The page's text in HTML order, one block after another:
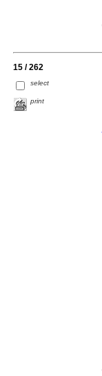
15 / 262
select
print